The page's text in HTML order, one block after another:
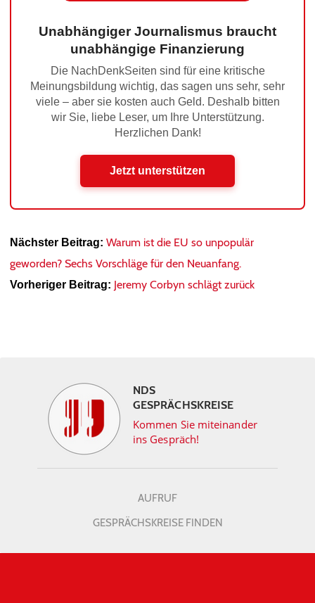
Unabhängiger Journalismus braucht
unabhängige Finanzierung
Die NachDenkSeiten sind für eine kritische
Meinungsbildung wichtig, das sagen uns sehr, sehr
viele – aber sie kosten auch Geld. Deshalb bitten
wir Sie, liebe Leser, um Ihre Unterstützung.
Herzlichen Dank!
Jetzt unterstützen
Nächster Beitrag: Warum ist die EU so unpopulär
geworden? Sechs Vorschläge für den Neuanfang.
Vorheriger Beitrag: Jeremy Corbyn schlägt zurück
NDS
GESPRÄCHSKREISE
Kommen Sie miteinander
ins Gespräch!
AUFRUF
GESPRÄCHSKREISE FINDEN